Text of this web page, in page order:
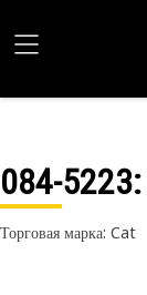
084-5223
Торговая марка: Cat